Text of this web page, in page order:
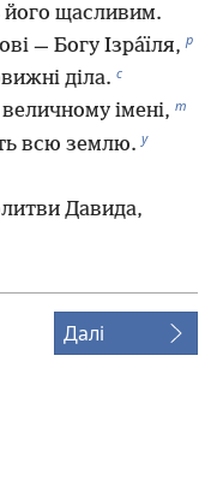
його щасливим.
— Богу Ізра́їля, р
діла. с
імені, т
всю землю. у
Давида,
Далі